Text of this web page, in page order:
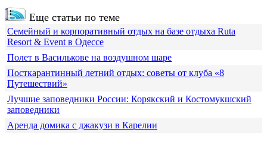
Еще статьи по теме
Семейный и корпоративный отдых на базе отдыха Ruta
Resort & Event в Одессе
Полет в Василькове на воздушном шаре
Посткарантинный летний отдых: советы от клуба «8
Путешествий»
Лучшие заповедники России: Корякский и Костомукшский
заповедники
Аренда домика с джакузи в Карелии